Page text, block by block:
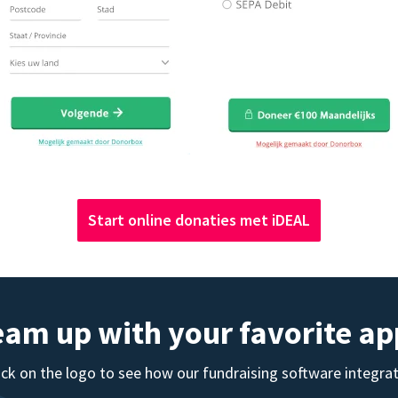
Start online donaties met iDEAL
up with your favorite
on the logo to see how our fundraising software